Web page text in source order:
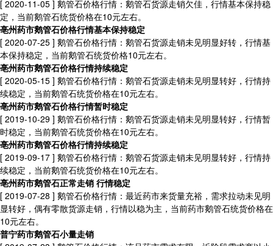
[ 2020-11-05 ] 鹅管石价格行情：鹅管石货源走销欠佳，行情基本保持稳
定，当前鹅管石统货价格在10元左右。
亳州药市鹅管石价格行情基本保持稳定
[ 2020-07-25 ] 鹅管石价格行情：鹅管石货源走销未见明显好转，行情基
本保持稳定，当前鹅管石统货价格10元左右。
亳州药市鹅管石价格行情持续稳定
[ 2020-05-15 ] 鹅管石价格行情：鹅管石货源走销未见明显转好，行情持
续稳定，当前鹅管石统货价格在10元左右。
亳州药市鹅管石价格行情暂时稳定
[ 2019-10-29 ] 鹅管石价格行情：鹅管石货源走销未见明显转好，行情暂
时稳定，当前鹅管石统货价格在10元左右。
亳州药市鹅管石价格行情持续稳定
[ 2019-09-17 ] 鹅管石价格行情：鹅管石货源走销未见明显转好，行情持
续稳定，当前鹅管石统货价格在10元左右。
亳州药市鹅管石正常走销 行情稳定
[ 2019-07-28 ] 鹅管石价格行情：最近药市来货量充裕，需求拉动未见明
显转好，偶有零散货源走销，行情以稳为主，当前药市鹅管石统货价格在
10元左右。
普宁药市鹅管石小量走销